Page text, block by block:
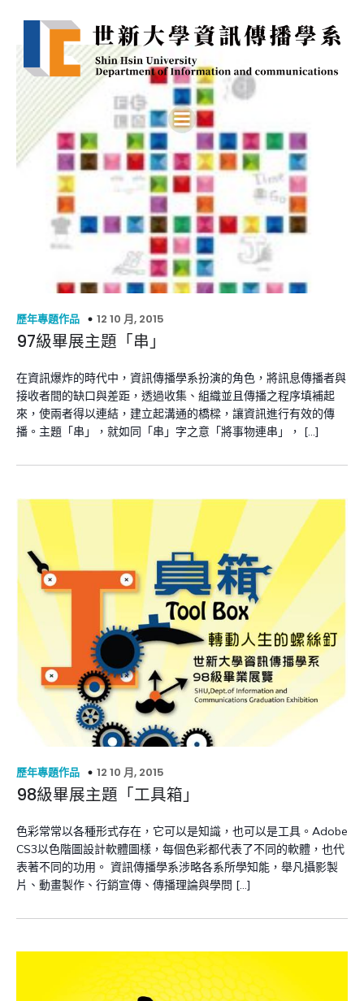
歷年專題作品 12 10 月, 2015
97級畢展主題「串」
在資訊爆炸的時代中，資訊傳播學系扮演的角色，將訊息傳播者與
接收者間的缺口與差距，透過收集、組織並且傳播之程序填補起
來，使兩者得以連結，建立起溝通的橋樑，讓資訊進行有效的傳
播。主題「串」，就如同「串」字之意「將事物連串」， […]
歷年專題作品 12 10 月, 2015
98級畢展主題「工具箱」
色彩常常以各種形式存在，它可以是知識，也可以是工具。Adobe
CS3以色階圖設計軟體圖樣，每個色彩都代表了不同的軟體，也代
表著不同的功用。 資訊傳播學系涉略各系所學知能，舉凡攝影製
片、動畫製作、行銷宣傳、傳播理論與學問 […]